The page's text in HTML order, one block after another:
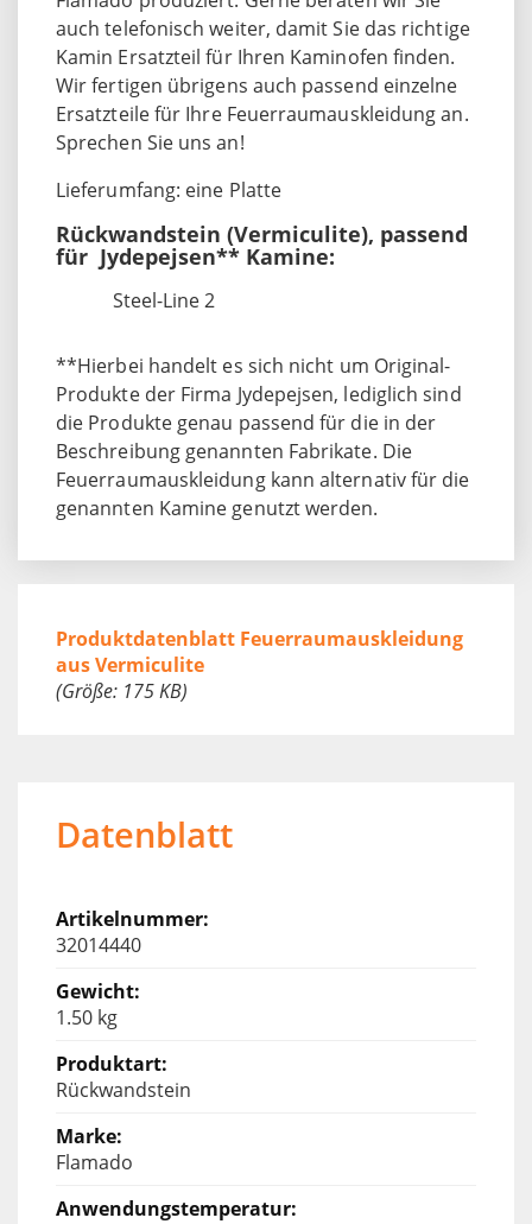
auch telefonisch weiter, damit Sie das richtige
Kamin Ersatzteil für Ihren Kaminofen finden.
Wir fertigen übrigens auch passend einzelne
Ersatzteile für Ihre Feuerraumauskleidung an.
Sprechen Sie uns an!
Lieferumfang: eine Platte
Rückwandstein (Vermiculite), passend
für Jydepejsen** Kamine:
Steel-Line 2
**Hierbei handelt es sich nicht um Original-
Produkte der Firma Jydepejsen, lediglich sind
die Produkte genau passend für die in der
Beschreibung genannten Fabrikate. Die
Feuerraumauskleidung kann alternativ für die
genannten Kamine genutzt werden.
Produktdatenblatt Feuerraumauskleidung
aus Vermiculite
(Größe: 175 KB)
Datenblatt
32014440
1.50 kg
Rückwandstein
Flamado